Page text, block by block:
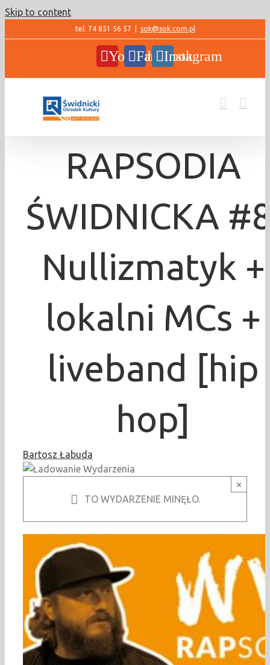
Skip to content
tel: 74 851 56 57 sok@sok.com.pl
YouTubeFacebookInstagram
RAPSODIA
ŚWIDNICKA
Nullizmatyk +
lokalni MCs +
liveband [hip
hop]
Bartosz Łabuda
×
TO WYDARZENIE MINĘŁO.